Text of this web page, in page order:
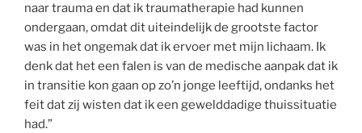
naar trauma en dat ik traumatherapie had kunnen
ondergaan, omdat dit uiteindelijk de grootste factor
was in het ongemak dat ik ervoer met mijn lichaam. Ik
denk dat het een falen is van de medische aanpak dat ik
in transitie kon gaan op zo’n jonge leeftijd, ondanks het
feit dat zij wisten dat ik een gewelddadige thuissituatie
had.”